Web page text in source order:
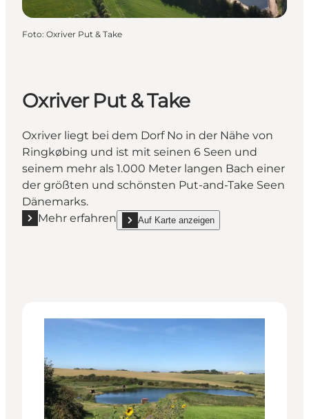
Foto: Oxriver Put & Take
Oxriver Put & Take
Oxriver liegt bei dem Dorf No in der Nähe von
Ringkøbing und ist mit seinen 6 Seen und
seinem mehr als 1.000 Meter langen Bach einer
der größten und schönsten Put-and-Take Seen
Dänemarks.
Mehr erfahren
Mehr erfahren "Oxriver Put & Take"
Auf Karte anzeigen
show Oxriver Put & Take on_map